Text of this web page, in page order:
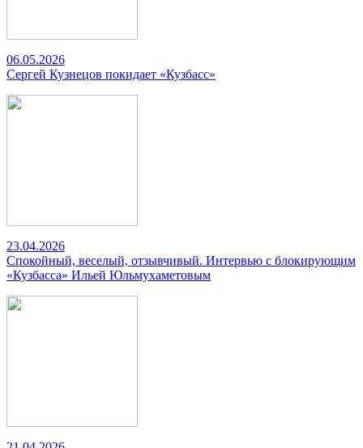
06.05.2026
Сергей Кузнецов покидает «Кузбасс»
23.04.2026
Спокойный, веселый, отзывчивый. Интервью с блокирующим
«Кузбасса» Ильей Юльмухаметовым